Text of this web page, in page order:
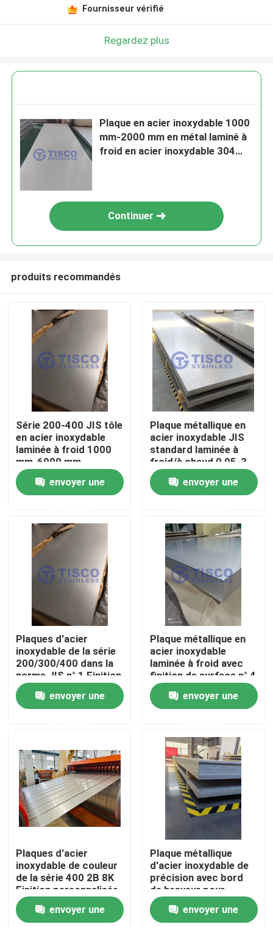
Maison
Produits
Vidéos
Au sujet de nous
Contrôle de qualité
Contactez-nous
Bobine de feuille d'acier inoxydable
Tôle d'acier inoxydable
Fournisseur vérifié
Regardez plus
Plaque en acier inoxydable 1000
mm-2000 mm en métal laminé à
froid en acier inoxydable 304
Continuer
produits recommandés
Série 200-400 JIS tôle
en acier inoxydable
laminée à froid 1000
mm-6000 mm
Longueur en GB
Standard Mill Edge
envoyer une
Plaque métallique en
acier inoxydable JIS
standard laminée à
froid/à chaud 0,05-3
mm pour les
applications
industrielles
envoyer une
Plaques d'acier
inoxydable de la série
200/300/400 dans la
norme JIS n° 1 Finition
de surface
envoyer une
Plaque métallique en
acier inoxydable
laminée à froid avec
finition de surface n° 4
envoyer une
Plaques d'acier
inoxydable de couleur
de la série 400 2B 8K
Finition personnalisée
Longueur pour la
construction et la
envoyer une
Plaque métallique
d'acier inoxydable de
précision avec bord
de broyeur pour
l'usinage de précision
dans divers grades et
envoyer une